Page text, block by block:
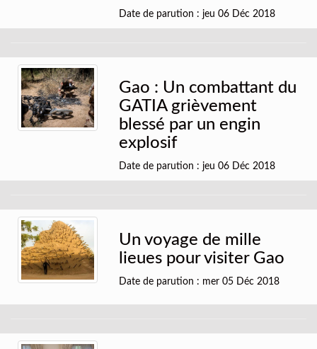
Date de parution : jeu 06 Déc 2018
Gao : Un combattant du
GATIA grièvement
blessé par un engin
explosif
Date de parution : jeu 06 Déc 2018
Un voyage de mille
lieues pour visiter Gao
Date de parution : mer 05 Déc 2018